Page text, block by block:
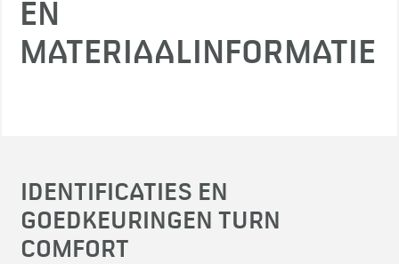
EN
MATERIAALINFORMATIE
IDENTIFICATIES EN
GOEDKEURINGEN TURN
COMFORT